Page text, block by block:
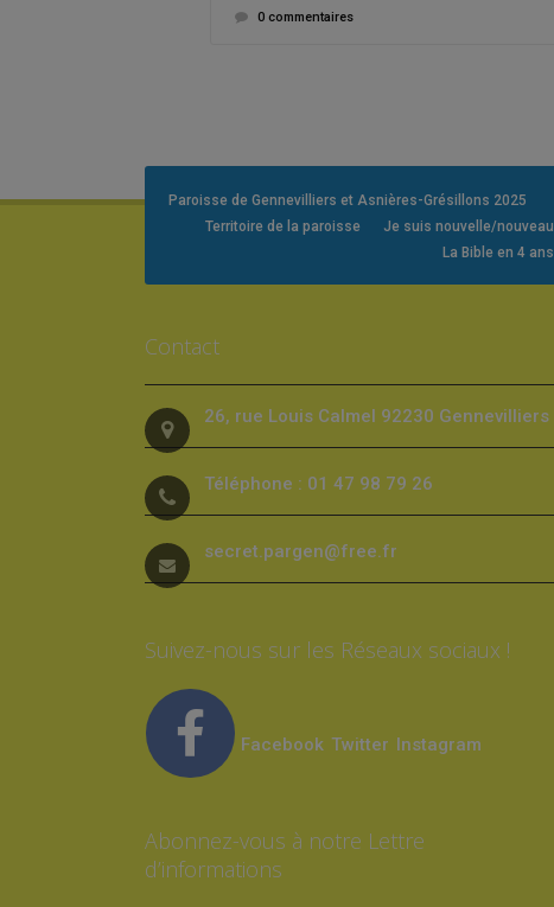
0 commentaires
Paroisse de Gennevilliers et Asnières-Grésillons 2025
Territoire de la paroisse
Je suis nouvelle/nouveau
La Bible en 4 ans
Contact
26, rue Louis Calmel 92230 Gennevilliers
Téléphone : 01 47 98 79 26
secret.pargen@free.fr
Suivez-nous sur les Réseaux sociaux !
Facebook Twitter Instagram
Abonnez-vous à notre Lettre
d’informations